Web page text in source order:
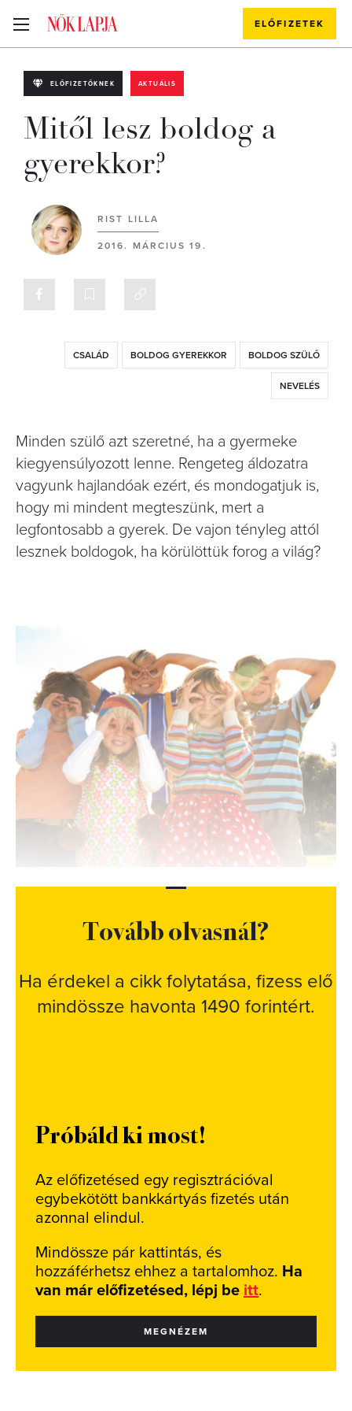
ELŐFIZETEK
ELŐFIZETŐKNEK AKTUÁLIS
Mitől lesz boldog a
gyerekkor?
RIST LILLA
2016. MÁRCIUS 19.
CSALÁD BOLDOG GYEREKKOR BOLDOG SZÜLŐ
NEVELÉS
Minden szülő azt szeretné, ha a gyermeke
kiegyensúlyozott lenne. Rengeteg áldozatra
vagyunk hajlandóak ezért, és mondogatjuk is,
hogy mi mindent megteszünk, mert a
legfontosabb a gyerek. De vajon tényleg attól
lesznek boldogok, ha körülöttük forog a világ?
Tovább olvasnál?
Ha érdekel a cikk folytatása, fizess elő
mindössze havonta 1490 forintért.
Próbáld ki most!
Az előfizetésed egy regisztrációval
egybekötött bankkártyás fizetés után
azonnal elindul.
Mindössze pár kattintás, és
hozzáférhetsz ehhez a tartalomhoz. Ha
van már előfizetésed, lépj be itt.
MEGNÉZEM